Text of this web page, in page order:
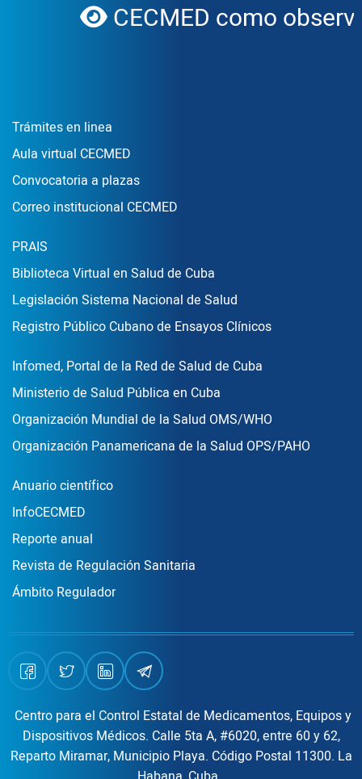
globe
CECMED como
Enlace Footer1
Trámites en linea
Aula virtual CECMED
Convocatoria a plazas
Correo institucional CECMED
Enlace Footer2
PRAIS
Biblioteca Virtual en Salud de Cuba
Legislación Sistema Nacional de Salud
Registro Público Cubano de Ensayos Clínicos
Enlace Footer3
Infomed, Portal de la Red de Salud de Cuba
Ministerio de Salud Pública en Cuba
Organización Mundial de la Salud OMS/WHO
Organización Panamericana de la Salud OPS/PAHO
Publicaciones
Anuario científico
InfoCECMED
Reporte anual
Revista de Regulación Sanitaria
Ámbito Regulador
Centro para el Control Estatal de Medicamentos, Equipos y
Dispositivos Médicos. Calle 5ta A, #6020, entre 60 y 62,
Reparto Miramar, Municipio Playa. Código Postal 11300. La